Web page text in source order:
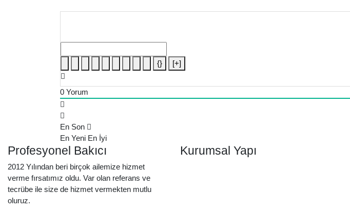
{} [+]
0 Yorum
En Son
En Yeni En İyi
Profesyonel Bakıcı
2012 Yılından beri birçok ailemize hizmet
verme fırsatımız oldu. Var olan referans ve
tecrübe ile size de hizmet vermekten mutlu
oluruz.
Kurumsal Yapı